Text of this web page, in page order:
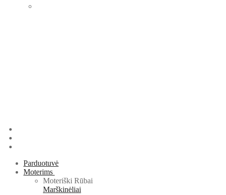
Parduotuvė
Moterims
Moteriški Rūbai
Marškinėliai